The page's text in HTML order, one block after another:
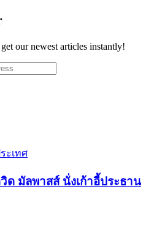
our newest articles instantly!
ะเทศ
ด มัลพาสส์ นั่งเก้าอี้ประธาน